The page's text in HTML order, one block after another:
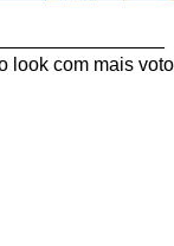
look com mais